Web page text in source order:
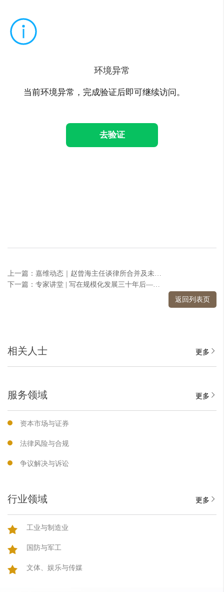
环境异常
当前环境异常，完成验证后即可继续访问。
去验证
上一篇：嘉维动态｜赵曾海主任谈律所合并及未来发展
下一篇：专家讲堂 | 写在规模化发展三十年后——我国律所分所发展现状分析与思考（上）
返回列表页
相关人士 更多
服务领域 更多
资本市场与证券
法律风险与合规
争议解决与诉讼
行业领域 更多
工业与制造业
国防与军工
文体、娱乐与传媒